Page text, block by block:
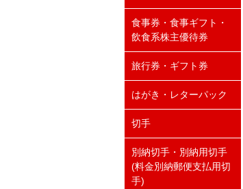
食事券・食事ギフト・
飲食系株主優待券
旅行券・ギフト券
はがき・レターパック
切手
別納切手・別納用切手
(料金別納郵便支払用切
手)